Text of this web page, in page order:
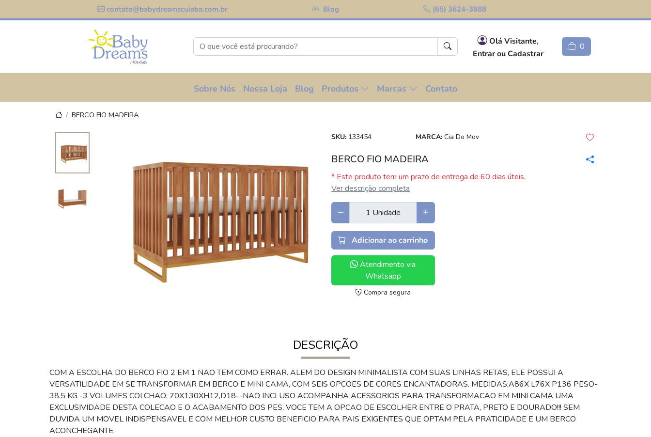
contato@babydreamscuiaba.com.br Blog (65) 3624-3888
Olá Visitante,
Entrar ou Cadastrar
0
Sobre Nós Nossa Loja Blog Produtos Marcas Contato
BERCO FIO MADEIRA
SKU: 133454 MARCA: Cia Do Mov
BERCO FIO MADEIRA
* Este produto tem um prazo de entrega de 60 dias úteis.
Ver descrição completa
Adicionar ao carrinho
Atendimento via
Whatsapp
Compra segura
DESCRIÇÃO
COM A ESCOLHA DO BERCO FIO 2 EM 1 NAO TEM COMO ERRAR. ALEM DO DESIGN MINIMALISTA COM SUAS LINHAS RETAS, ELE POSSUI A
VERSATILIDADE EM SE TRANSFORMAR EM BERCO E MINI CAMA, COM SEIS OPCOES DE CORES ENCANTADORAS. MEDIDAS;A86X L76X P136 PESO-
38.5 KG -3 VOLUMES COLCHAO; 70X130XH12,D18--NAO INCLUSO ACOMPANHA ACESSORIOS PARA TRANSFORMACAO EM MINI CAMA UMA
EXCLUSIVIDADE DESTA COLECAO E O ACABAMENTO DOS PES, VOCE TEM A OPCAO DE ESCOLHER ENTRE O PRATA, PRETO E DOURADO!!! SEM
DUVIDA UM MOVEL INDISPENSAVEL E COM MELHOR CUSTO BENEFICIO PARA PAIS EXIGENTES QUE OPTAM PELA PRATICIDADE E UM BERCO
ACONCHEGANTE.